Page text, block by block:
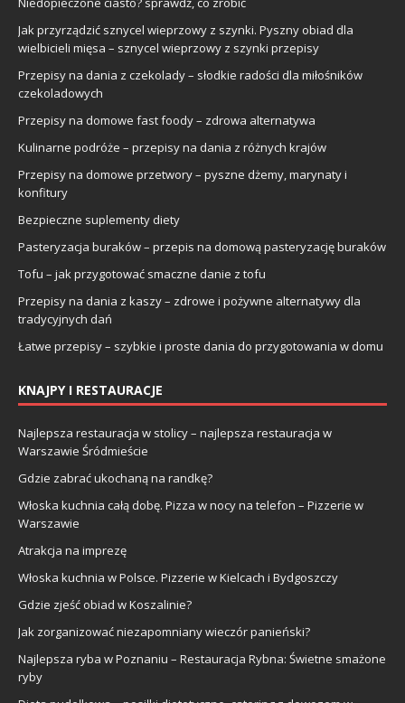
Jak przyrządzić sznycel wieprzowy z szynki. Pyszny obiad dla
wielbicieli mięsa – sznycel wieprzowy z szynki przepisy
Przepisy na dania z czekolady – słodkie radości dla miłośników
czekoladowych
Przepisy na domowe fast foody – zdrowa alternatywa
Kulinarne podróże – przepisy na dania z różnych krajów
Przepisy na domowe przetwory – pyszne dżemy, marynaty i
konfitury
Bezpieczne suplementy diety
Pasteryzacja buraków – przepis na domową pasteryzację buraków
Tofu – jak przygotować smaczne danie z tofu
Przepisy na dania z kaszy – zdrowe i pożywne alternatywy dla
tradycyjnych dań
Łatwe przepisy – szybkie i proste dania do przygotowania w domu
KNAJPY I RESTAURACJE
Najlepsza restauracja w stolicy – najlepsza restauracja w
Warszawie Śródmieście
Gdzie zabrać ukochaną na randkę?
Włoska kuchnia całą dobę. Pizza w nocy na telefon – Pizzerie w
Warszawie
Atrakcja na imprezę
Włoska kuchnia w Polsce. Pizzerie w Kielcach i Bydgoszczy
Gdzie zjeść obiad w Koszalinie?
Jak zorganizować niezapomniany wieczór panieński?
Najlepsza ryba w Poznaniu – Restauracja Rybna: Świetne smażone
ryby